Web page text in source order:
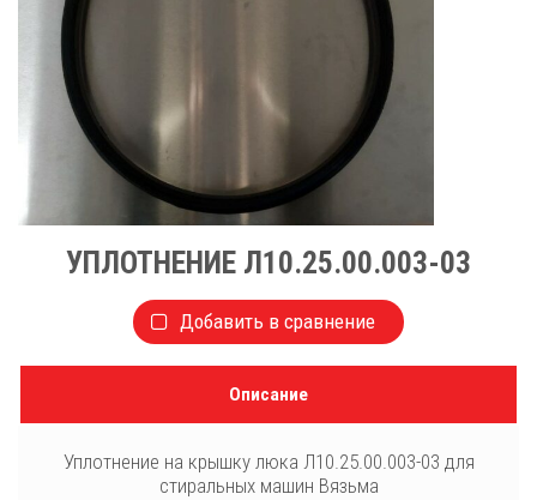
УПЛОТНЕНИЕ Л10.25.00.003-03
Добавить в сравнение
Описание
Уплотнение на крышку люка Л10.25.00.003-03 для
стиральных машин Вязьма